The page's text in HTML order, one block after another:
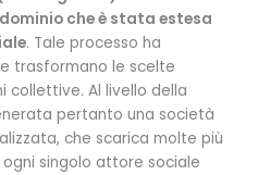
che è stata estesa
. Tale processo ha
trasformano le scelte
collettive. Al livello della
pertanto una società
che scarica molte più
singolo attore sociale